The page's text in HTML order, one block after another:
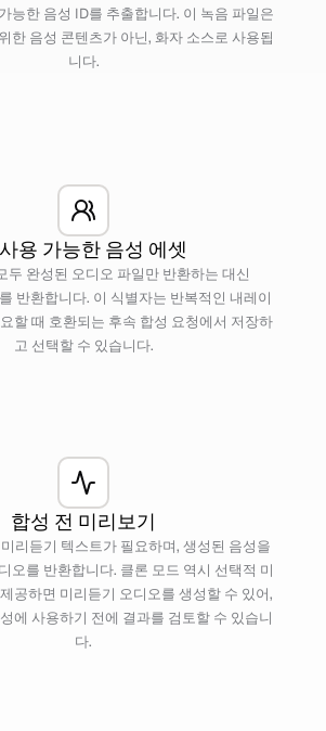
능한 음성 ID를 추출합니다. 이 녹음 파일은
한 음성 콘텐츠가 아닌, 화자 소스로 사용됩
니다.
용 가능한 음성 에셋
두 완성된 오디오 파일만 반환하는 대신
반환합니다. 이 식별자는 반복적인 내레이
할 때 호환되는 후속 합성 요청에서 저장하
고 선택할 수 있습니다.
합성 전 미리보기
리듣기 텍스트가 필요하며, 생성된 음성을
오를 반환합니다. 클론 모드 역시 선택적 미
공하면 미리듣기 오디오를 생성할 수 있어,
에 사용하기 전에 결과를 검토할 수 있습니
다.